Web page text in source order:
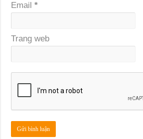
Email*
Trang web